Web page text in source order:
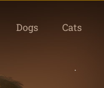
Dogs Cats